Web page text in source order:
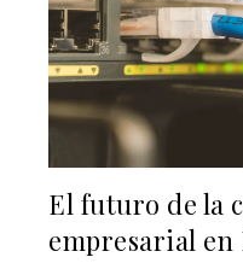
El futuro de la
empresarial en